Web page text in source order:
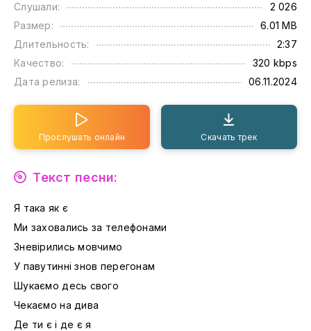
Слушали:
2 026
Размер:
6.01 MB
Длительность:
2:37
Качество:
320 kbps
Дата релиза:
06.11.2024
Прослушать онлайн Скачать трек
Текст песни:
Я така як є
Ми заховались за телефонами
Зневірились мовчимо
У павутинні знов перегонам
Шукаємо десь свого
Чекаємо на дива
Де ти є і де є я